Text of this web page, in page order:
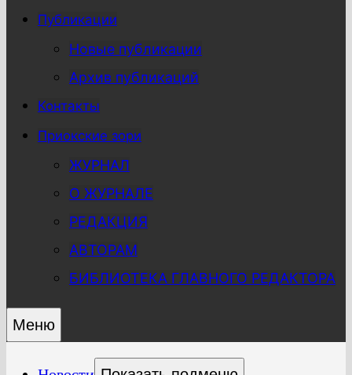
Публикации
Новые публикации
Архив публикаций
Контакты
Приокские зори
ЖУРНАЛ
О ЖУРНАЛЕ
РЕДАКЦИЯ
АВТОРАМ
БИБЛИОТЕКА ГЛАВНОГО РЕДАКТОРА
Меню